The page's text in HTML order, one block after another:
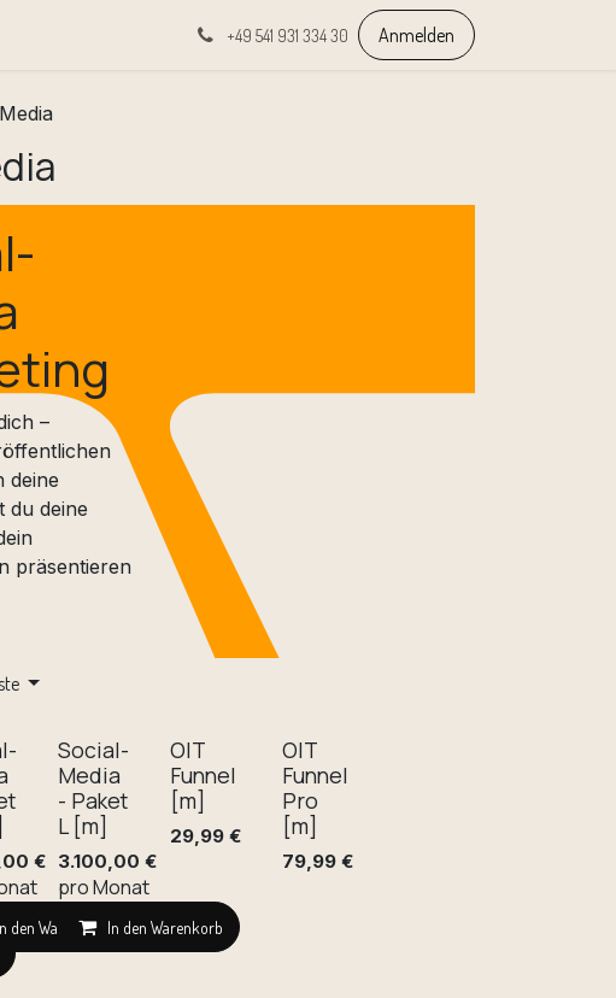
+49 541 931 334 30 Anmelden
–
deine
du deine
präsentieren
€
den Warenkorb
Social-
Media
- Paket
L [m]
3.100,00 €
pro Monat
In den Warenkorb
OIT
Funnel
[m]
29,99 €
OIT
Funnel
Pro
[m]
79,99 €